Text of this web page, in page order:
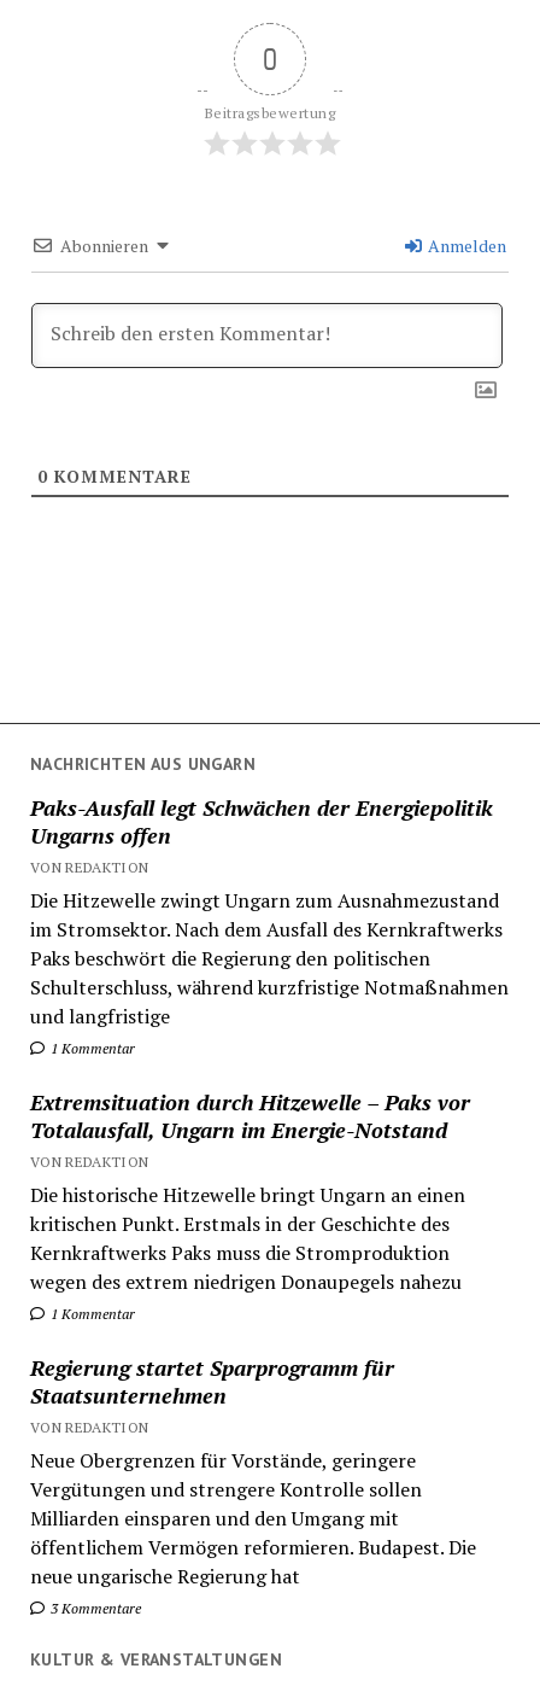
NACHRICHTEN AUS UNGARN
Paks-Ausfall legt Schwächen der Energiepolitik
Ungarns offen
VON REDAKTION
Die Hitzewelle zwingt Ungarn zum Ausnahmezustand
im Stromsektor. Nach dem Ausfall des Kernkraftwerks
Paks beschwört die Regierung den politischen
Schulterschluss, während kurzfristige Notmaßnahmen
und langfristige
1 Kommentar
Extremsituation durch Hitzewelle – Paks vor
Totalausfall, Ungarn im Energie-Notstand
VON REDAKTION
Die historische Hitzewelle bringt Ungarn an einen
kritischen Punkt. Erstmals in der Geschichte des
Kernkraftwerks Paks muss die Stromproduktion
wegen des extrem niedrigen Donaupegels nahezu
1 Kommentar
Regierung startet Sparprogramm für
Staatsunternehmen
VON REDAKTION
Neue Obergrenzen für Vorstände, geringere
Vergütungen und strengere Kontrolle sollen
Milliarden einsparen und den Umgang mit
öffentlichem Vermögen reformieren. Budapest. Die
neue ungarische Regierung hat
3 Kommentare
KULTUR & VERANSTALTUNGEN
0
Beitragsbewertung
Abonnieren Anmelden
0KOMMENTARE